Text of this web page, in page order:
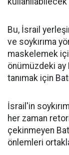
Bu, İsrail
ve soykırıma
maskelemek
önümüzdeki ay
tanımak için
İsrail'in
her zaman
çekinmeyen
önlemleri